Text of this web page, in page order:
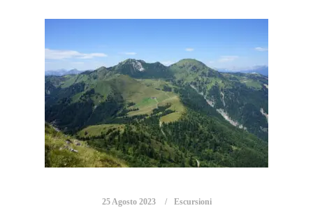
25 Agosto 2023 Escursioni